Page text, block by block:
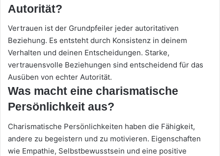
Autorität?
Vertrauen ist der Grundpfeiler jeder autoritativen
Beziehung. Es entsteht durch Konsistenz in deinem
Verhalten und deinen Entscheidungen. Starke,
vertrauensvolle Beziehungen sind entscheidend für das
Ausüben von echter Autorität.
Was macht eine charismatische
Persönlichkeit aus?
Charismatische Persönlichkeiten haben die Fähigkeit,
andere zu begeistern und zu motivieren. Eigenschaften
wie Empathie, Selbstbewusstsein und eine positive